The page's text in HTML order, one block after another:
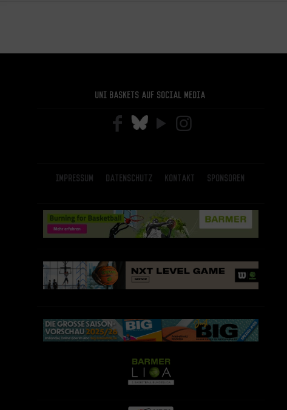
Uni Baskets auf Social Media
Impressum Datenschutz Kontakt Sponsoren